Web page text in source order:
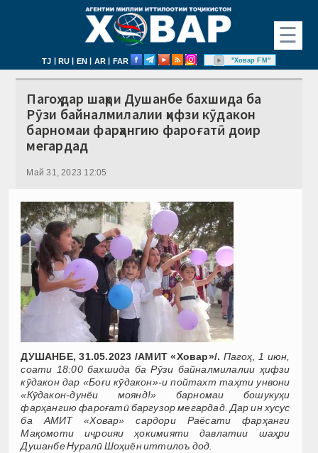
☰
TJ | RU | EN | AR | FAR "Ховар FM"
Пагоҳ дар шаҳри Душанбе бахшида ба
Рӯзи байналмилалии ҳифзи кӯдакон
барномаи фарҳангию фароғатӣ доир
мегардад
Май 31, 2023 12:05
ДУШАНБЕ, 31.05.2023 /АМИТ «Ховар»/. Пагоҳ, 1 июн,
соати 18:00 бахшида ба Рӯзи байналмилалии ҳифзи
кӯдакон дар «Боғи кӯдакон»-и пойтахт таҳти унвони
«Кӯдакон-дунёи моянд!» барномаи бошукуҳи
фарҳангию фароғатӣ баргузор мегардад. Дар ин хусус
ба АМИТ «Ховар» сардори Раёсати фарҳанги
Мақомоти иҷроияи ҳокимияти давлатии шаҳри
Душанбе Нуралӣ Шоҳиён иттилоъ дод.